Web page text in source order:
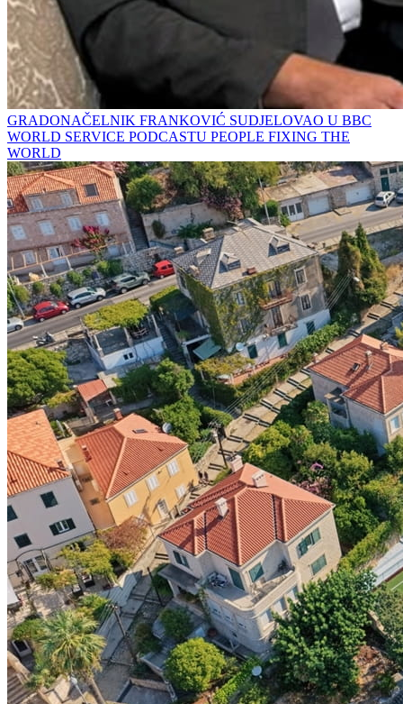
GRADONAČELNIK FRANKOVIĆ SUDJELOVAO U BBC
WORLD SERVICE PODCASTU PEOPLE FIXING THE
WORLD